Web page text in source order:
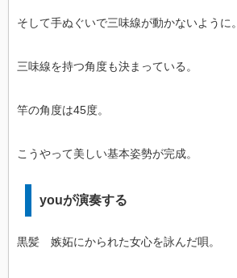
そして手ぬぐいで三味線が動かないように。
三味線を持つ角度も決まっている。
竿の角度は45度。
こうやって美しい基本姿勢が完成。
youが演奏する
黒髪 嫉妬にかられた女心を詠んだ唄。